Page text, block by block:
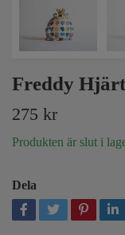
Freddy
275 kr
Produkten är slut i
Dela